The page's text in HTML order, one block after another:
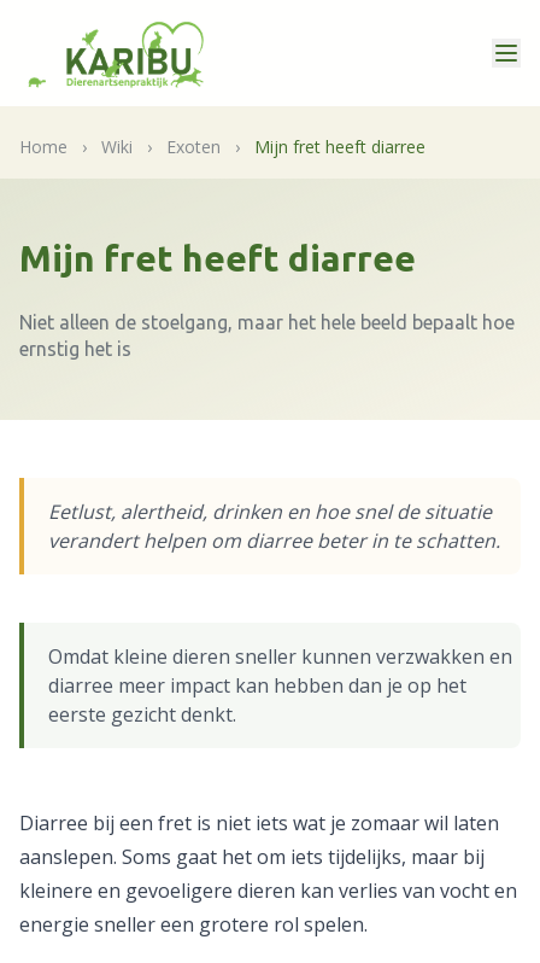
Home › Wiki › Exoten › Mijn fret heeft diarree
Mijn fret heeft diarree
Niet alleen de stoelgang, maar het hele beeld bepaalt hoe
ernstig het is
Eetlust, alertheid, drinken en hoe snel de situatie
verandert helpen om diarree beter in te schatten.
Omdat kleine dieren sneller kunnen verzwakken en
diarree meer impact kan hebben dan je op het
eerste gezicht denkt.
Diarree bij een fret is niet iets wat je zomaar wil laten
aanslepen. Soms gaat het om iets tijdelijks, maar bij
kleinere en gevoeligere dieren kan verlies van vocht en
energie sneller een grotere rol spelen.